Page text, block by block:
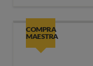
COMPRA
MAESTRA